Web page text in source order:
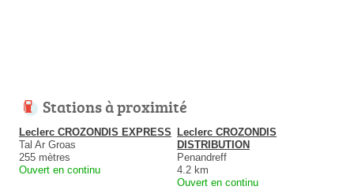
Stations à proximité
Leclerc CROZONDIS EXPRESS
Tal Ar Groas
255 mètres
Ouvert en continu
Leclerc CROZONDIS
DISTRIBUTION
Penandreff
4.2 km
Ouvert en continu